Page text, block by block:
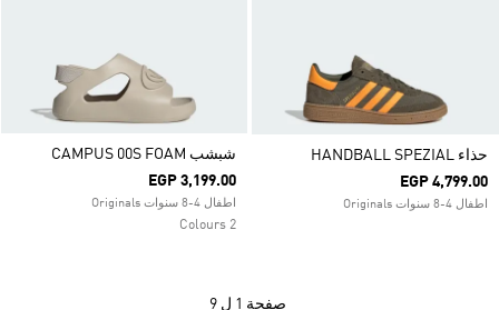
حذاء HANDBALL SPEZIAL
EGP 4,799.00
اطفال 4-8 سنوات Originals
شبشب CAMPUS 00S FOAM
EGP 3,199.00
اطفال 4-8 سنوات Originals
2 Colours
صفحة 1 ل 9